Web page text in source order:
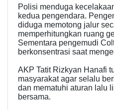
Polisi menduga
kedua pengendara.
diduga memotong jalur
memperhitungkan ruang
Sementara pengemudi
berkonsentrasi saat
AKP Tatit Rizkyan Hanafi
masyarakat agar selalu
dan mematuhi aturan lalu
bersama.